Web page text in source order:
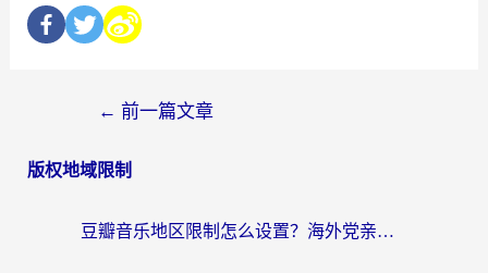
← 前一篇文章
版权地域限制
豆瓣音乐地区限制怎么设置？海外党亲测有效的回国加速方案来了